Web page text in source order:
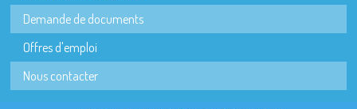
Demande de documents
Offres d'emploi
Nous contacter